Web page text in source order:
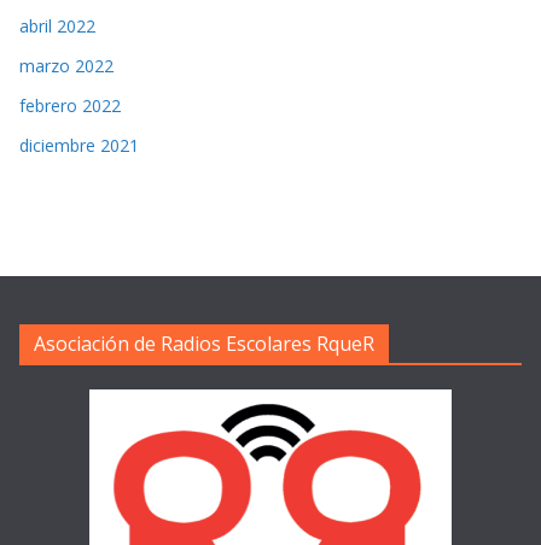
abril 2022
marzo 2022
febrero 2022
diciembre 2021
Asociación de Radios Escolares RqueR